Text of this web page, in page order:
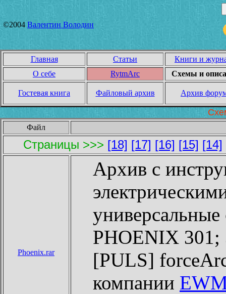
©2004 Валентин Володин
Главная Статьи
Книги и
О себе
RytmArc Схемы и
Гостевая книга Файловый архив Архив
Файл
Страницы >>> [18] [17] [16] [15] [14]
Phoenix.rar
Архив с
PHOENIX 301;
[PULS]
компании